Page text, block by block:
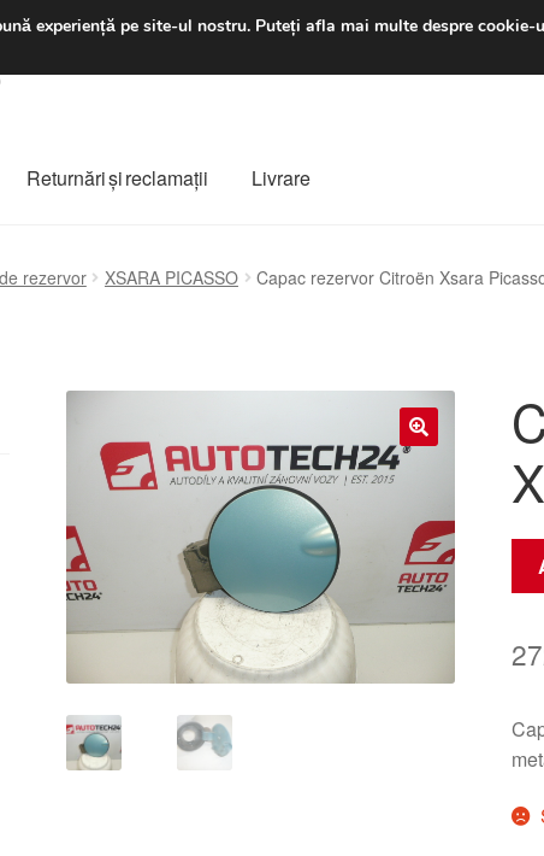
luni-vineri 9
Returnări şi reclamații Livrare
rezervor XSARA PICASSO Capac rezervor Citroën Xsara
🔍
experiență pe site-ul nostru. Puteți afla mai multe despre